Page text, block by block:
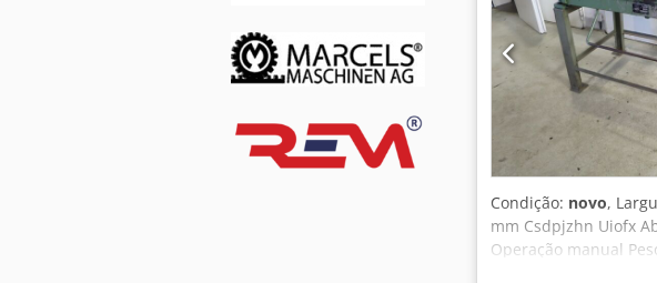
Condição: novo,
mm Csdpjzhn Uiofx
Operação manual